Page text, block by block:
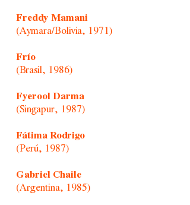
Freddy Mamani
(Aymara/Bolivia, 1971)
Frío
(Brasil, 1986)
Fyerool Darma
(Singapur, 1987)
Fátima Rodrigo
(Perú, 1987)
Gabriel Chaile
(Argentina, 1985)